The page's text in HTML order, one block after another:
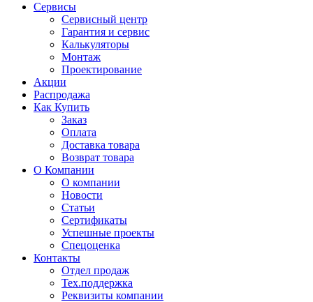
Сервисы
Сервисный центр
Гарантия и сервис
Калькуляторы
Монтаж
Проектирование
Акции
Распродажа
Как Купить
Заказ
Оплата
Доставка товара
Возврат товара
О Компании
О компании
Новости
Статьи
Сертификаты
Успешные проекты
Спецоценка
Контакты
Отдел продаж
Тех.поддержка
Реквизиты компании